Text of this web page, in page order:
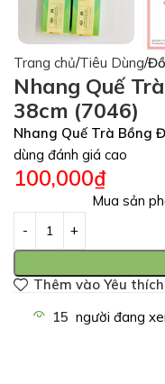
Trang chủ Tiêu Dùng
Nhang Quế
38cm (7046)
Nhang Quế Trà Bồng
dùng đánh giá cao
100,000₫
Mua sản
Thêm vào Yêu thích
15 người đang